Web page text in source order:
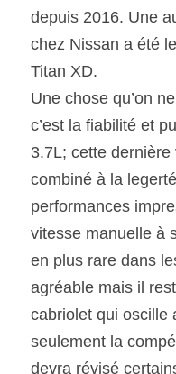
depuis 2016. Une
chez Nissan a été
Titan XD.
Une chose qu’on
c’est la fiabilité et
3.7L; cette dernière
combiné à la
performances
vitesse manuelle à
en plus rare dans
agréable mais il
cabriolet qui oscille
seulement la
devra révisé